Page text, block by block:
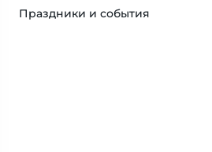
Праздники и события